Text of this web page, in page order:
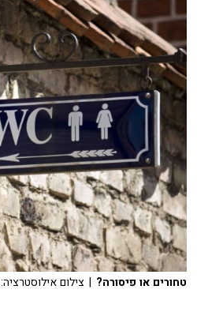
טחורים או פיסורה? | צילום אילוסטרציה: Ingram Image